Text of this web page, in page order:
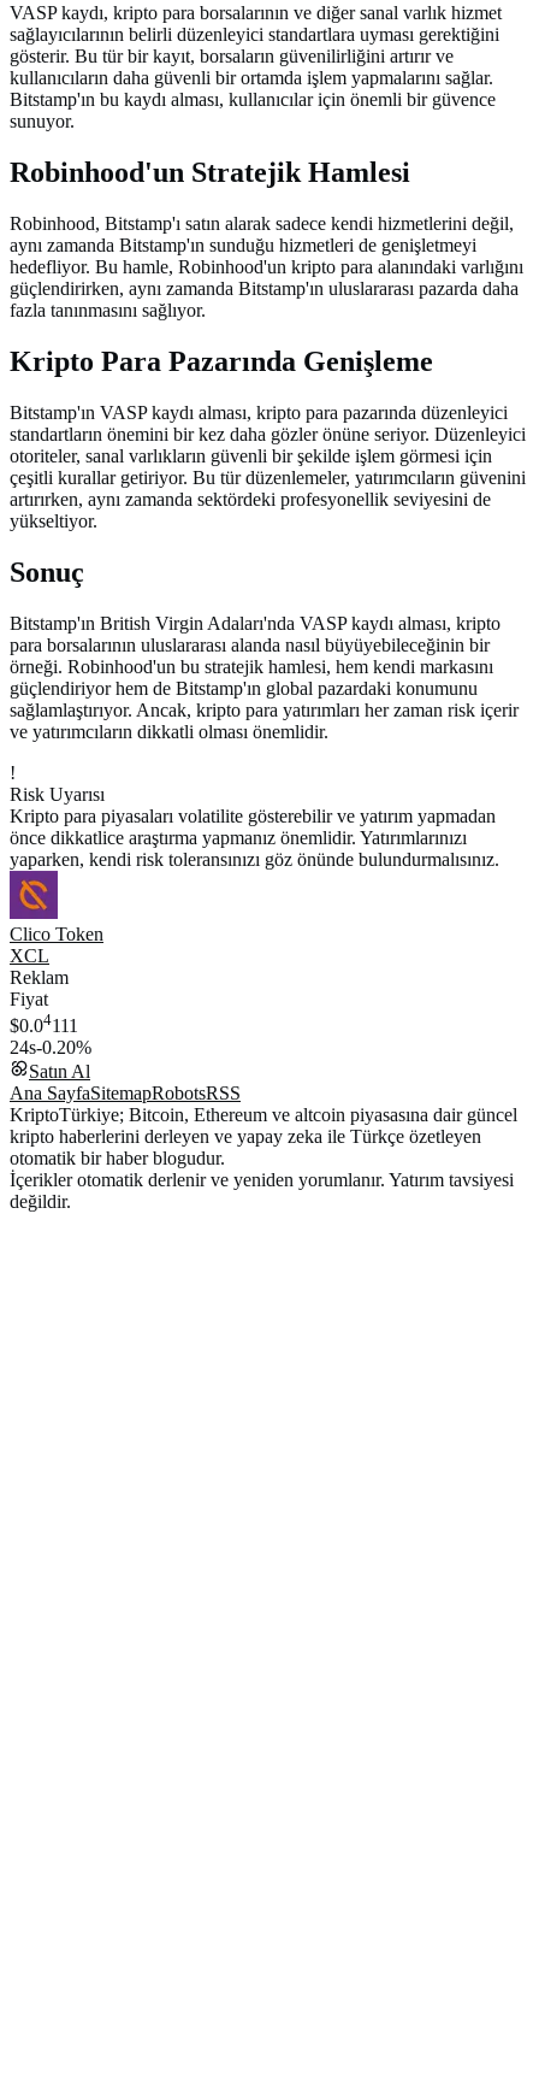
VASP kaydı, kripto para borsalarının ve diğer sanal varlık hizmet
sağlayıcılarının belirli düzenleyici standartlara uyması gerektiğini
gösterir. Bu tür bir kayıt, borsaların güvenilirliğini artırır ve
kullanıcıların daha güvenli bir ortamda işlem yapmalarını sağlar.
Bitstamp'ın bu kaydı alması, kullanıcılar için önemli bir güvence
sunuyor.
Robinhood'un Stratejik Hamlesi
Robinhood, Bitstamp'ı satın alarak sadece kendi hizmetlerini değil,
aynı zamanda Bitstamp'ın sunduğu hizmetleri de genişletmeyi
hedefliyor. Bu hamle, Robinhood'un kripto para alanındaki varlığını
güçlendirirken, aynı zamanda Bitstamp'ın uluslararası pazarda daha
fazla tanınmasını sağlıyor.
Kripto Para Pazarında Genişleme
Bitstamp'ın VASP kaydı alması, kripto para pazarında düzenleyici
standartların önemini bir kez daha gözler önüne seriyor. Düzenleyici
otoriteler, sanal varlıkların güvenli bir şekilde işlem görmesi için
çeşitli kurallar getiriyor. Bu tür düzenlemeler, yatırımcıların güvenini
artırırken, aynı zamanda sektördeki profesyonellik seviyesini de
yükseltiyor.
Sonuç
Bitstamp'ın British Virgin Adaları'nda VASP kaydı alması, kripto
para borsalarının uluslararası alanda nasıl büyüyebileceğinin bir
örneği. Robinhood'un bu stratejik hamlesi, hem kendi markasını
güçlendiriyor hem de Bitstamp'ın global pazardaki konumunu
sağlamlaştırıyor. Ancak, kripto para yatırımları her zaman risk içerir
ve yatırımcıların dikkatli olması önemlidir.
!
Risk Uyarısı
Kripto para piyasaları volatilite gösterebilir ve yatırım yapmadan
önce dikkatlice araştırma yapmanız önemlidir. Yatırımlarınızı
yaparken, kendi risk toleransınızı göz önünde bulundurmalısınız.
Clico Token
XCL
Reklam
Fiyat
$0.04111
24s-0.20%
Satın Al
Ana SayfaSitemapRobotsRSS
KriptoTürkiye; Bitcoin, Ethereum ve altcoin piyasasına dair güncel
kripto haberlerini derleyen ve yapay zeka ile Türkçe özetleyen
otomatik bir haber blogudur.
İçerikler otomatik derlenir ve yeniden yorumlanır. Yatırım tavsiyesi
değildir.